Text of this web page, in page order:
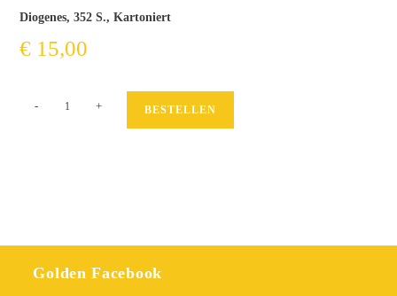
Diogenes, 352 S., Kartoniert
€ 15,00
- + BESTELLEN
Golden Facebook